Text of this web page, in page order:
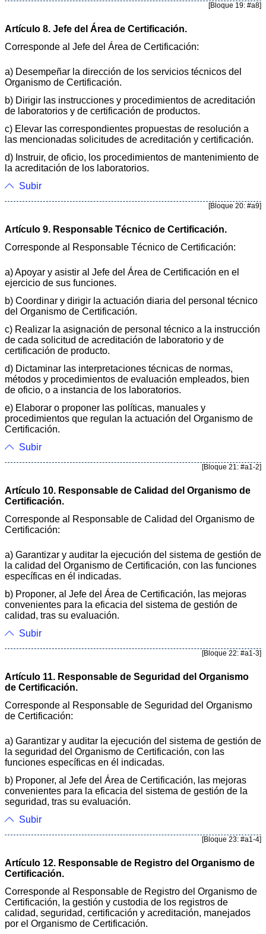
[Bloque 19: #a8]
Artículo 8. Jefe del Área de Certificación.
Corresponde al Jefe del Área de Certificación:
a) Desempeñar la dirección de los servicios técnicos del
Organismo de Certificación.
b) Dirigir las instrucciones y procedimientos de acreditación
de laboratorios y de certificación de productos.
c) Elevar las correspondientes propuestas de resolución a
las mencionadas solicitudes de acreditación y certificación.
d) Instruir, de oficio, los procedimientos de mantenimiento de
la acreditación de los laboratorios.
Subir
[Bloque 20: #a9]
Artículo 9. Responsable Técnico de Certificación.
Corresponde al Responsable Técnico de Certificación:
a) Apoyar y asistir al Jefe del Área de Certificación en el
ejercicio de sus funciones.
b) Coordinar y dirigir la actuación diaria del personal técnico
del Organismo de Certificación.
c) Realizar la asignación de personal técnico a la instrucción
de cada solicitud de acreditación de laboratorio y de
certificación de producto.
d) Dictaminar las interpretaciones técnicas de normas,
métodos y procedimientos de evaluación empleados, bien
de oficio, o a instancia de los laboratorios.
e) Elaborar o proponer las políticas, manuales y
procedimientos que regulan la actuación del Organismo de
Certificación.
Subir
[Bloque 21: #a1-2]
Artículo 10. Responsable de Calidad del Organismo de
Certificación.
Corresponde al Responsable de Calidad del Organismo de
Certificación:
a) Garantizar y auditar la ejecución del sistema de gestión de
la calidad del Organismo de Certificación, con las funciones
específicas en él indicadas.
b) Proponer, al Jefe del Área de Certificación, las mejoras
convenientes para la eficacia del sistema de gestión de
calidad, tras su evaluación.
Subir
[Bloque 22: #a1-3]
Artículo 11. Responsable de Seguridad del Organismo
de Certificación.
Corresponde al Responsable de Seguridad del Organismo
de Certificación:
a) Garantizar y auditar la ejecución del sistema de gestión de
la seguridad del Organismo de Certificación, con las
funciones específicas en él indicadas.
b) Proponer, al Jefe del Área de Certificación, las mejoras
convenientes para la eficacia del sistema de gestión de la
seguridad, tras su evaluación.
Subir
[Bloque 23: #a1-4]
Artículo 12. Responsable de Registro del Organismo de
Certificación.
Corresponde al Responsable de Registro del Organismo de
Certificación, la gestión y custodia de los registros de
calidad, seguridad, certificación y acreditación, manejados
por el Organismo de Certificación.